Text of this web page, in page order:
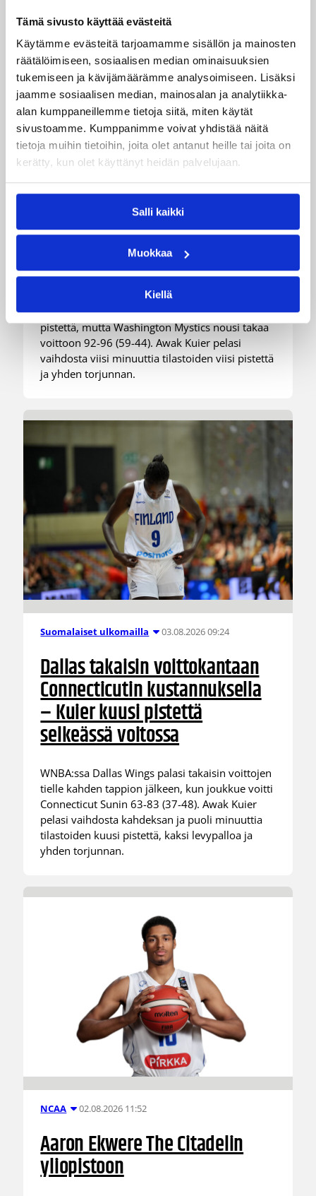
Tämä sivusto käyttää evästeitä
Käytämme evästeitä tarjoamamme sisällön ja mainosten
räätälöimiseen, sosiaalisen median ominaisuuksien
tukemiseen ja kävijämäärämme analysoimiseen. Lisäksi
jaamme sosiaalisen median, mainosalan ja analytiikka-
alan kumppaneillemme tietoja siitä, miten käytät
sivustoamme. Kumppanimme voivat yhdistää näitä
tietoja muihin tietoihin, joita olet antanut heille tai joita on
kerätty, kun olet käyttänyt heidän palvelujaan.
Salli kaikki
Muokkaa
Kiellä
Suomalaiset ulkomailla 06.08.2026 09:16
Mystics nousi 20 pisteen takaa
voittoon Wingsiä vastaan –
Kuier viisi pistettä
WNBA:ssa Dallas Wings ehti johtaa peliä jo 20
pistettä, mutta Washington Mystics nousi takaa
voittoon 92-96 (59-44). Awak Kuier pelasi
vaihdosta viisi minuuttia tilastoiden viisi pistettä
ja yhden torjunnan.
Suomalaiset ulkomailla 03.08.2026 09:24
Dallas takaisin voittokantaan
Connecticutin kustannuksella
– Kuier kuusi pistettä
selkeässä voitossa
WNBA:ssa Dallas Wings palasi takaisin voittojen
tielle kahden tappion jälkeen, kun joukkue voitti
Connecticut Sunin 63-83 (37-48). Awak Kuier
pelasi vaihdosta kahdeksan ja puoli minuuttia
tilastoiden kuusi pistettä, kaksi levypalloa ja
yhden torjunnan.
NCAA 02.08.2026 11:52
Aaron Ekwere The Citadelin
yliopistoon